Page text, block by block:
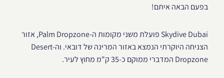
בפעם הבאה איתם!
Skydive Dubai פועלת משני מקומות ה-Palm Dropzone, אזור
הצניחה היוקרתי הנמצא באזור המרינה של דובאי. וה-Desert
Dropzone המדברי ממוקם כ-35 ק"מ מחוץ לעיר.